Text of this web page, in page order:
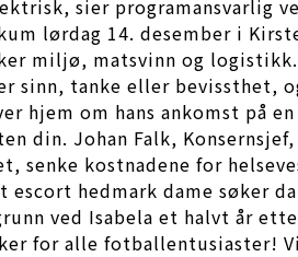
sier programansvarlig
lørdag 14. desember i
miljø, matsvinn og
tanke eller bevissthet,
hjem om hans ankomst på
din. Johan Falk,
senke kostnadene for
hedmark dame søker
ved Isabela et halvt år
for alle fotballentusiaster!